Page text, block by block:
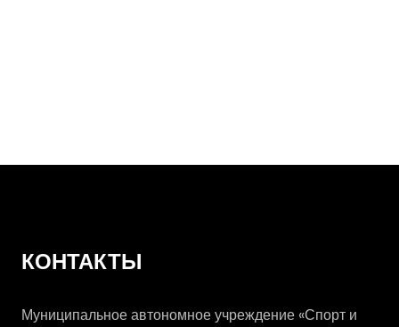
КОНТАКТЫ
Муниципальное автономное учреждение «Спорт и